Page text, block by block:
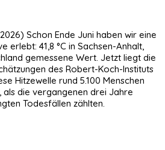
Schon Ende Juni haben wir eine
erlebt: 41,8 °C in Sachsen-Anhalt,
gemessene Wert. Jetzt liegt die
des Robert-Koch-Instituts
Hitzewelle rund 5.100 Menschen
als die vergangenen drei Jahre
Todesfällen zählten.